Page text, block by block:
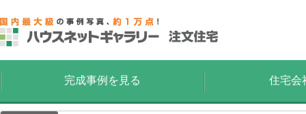
完成事例を見る 住宅会